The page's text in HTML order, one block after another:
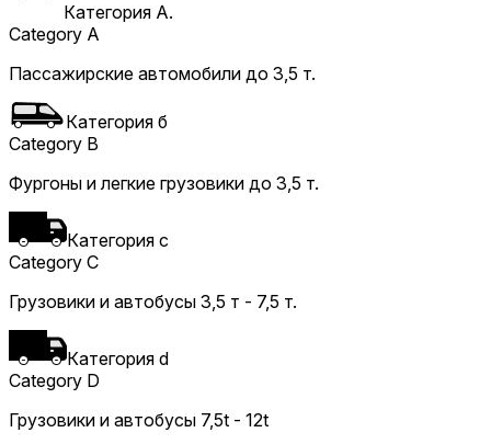
Категория A.
Category A
Пассажирские автомобили до 3,5 т.
Категория б
Category B
Фургоны и легкие грузовики до 3,5 т.
Категория c
Category C
Грузовики и автобусы 3,5 т - 7,5 т.
Категория d
Category D
Грузовики и автобусы 7,5t - 12t